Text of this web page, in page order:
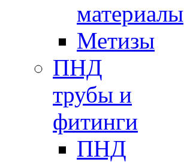
материалы
Метизы
ПНД
трубы и
фитинги
ПНД